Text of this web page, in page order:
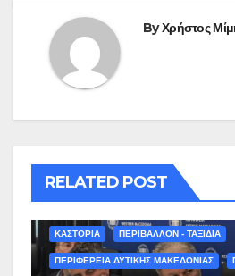
ByΧρήστος
RELATED POST
ΚΑΣΤΟΡΙΑ ΠΕΡΙΒΑΛΛΟΝ - ΤΑΞΙΔΙΑ
ΠΕΡΙΦΕΡΕΙΑ ΔΥΤΙΚΗΣ ΜΑΚΕΔΟΝΙΑΣ